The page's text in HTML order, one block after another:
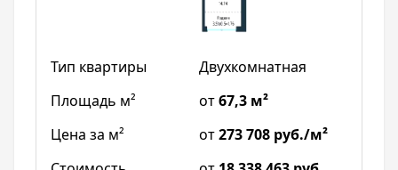
Двухкомнатная
от67,3 м²
от273 708 руб./м²